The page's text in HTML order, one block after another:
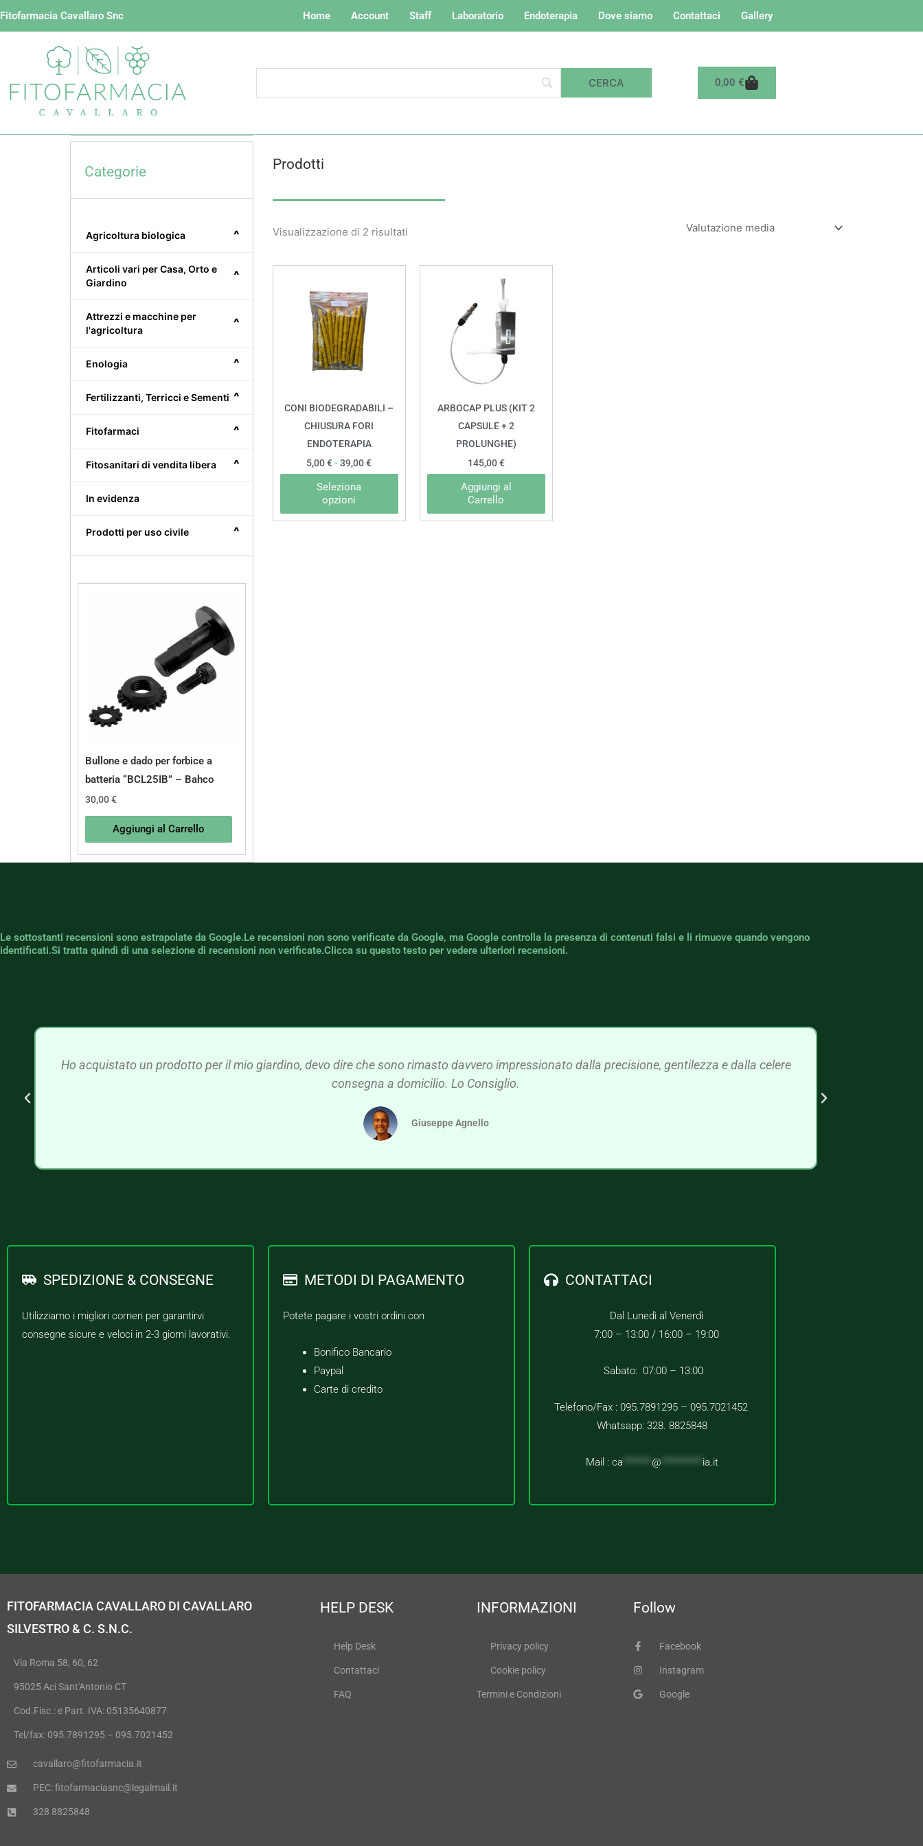
Vai
Fitofarmacia Cavallaro Snc Home Account Staff Laboratorio Endoterapia Dove siamo Contattaci Gallery
0,00 €Carrello
Categorie
^
Agricoltura biologica
^
Articoli vari per Casa, Orto e
Giardino
^
Attrezzi e macchine per
l'agricoltura
^
Enologia
^
Fertilizzanti, Terricci e Sementi
^
Fitofarmaci
^
Fitosanitari di vendita libera
In evidenza
^
Prodotti per uso civile
Bullone e dado per forbice a
batteria “BCL25IB” – Bahco
30,00€
Aggiungi al Carrello
Prodotti
Visualizzazione di 2 risultati
CONI BIODEGRADABILI –
CHIUSURA FORI
ENDOTERAPIA
5,00€ - 39,00€
Seleziona
opzioni
possono
pagina
prodotto
ARBOCAP PLUS (KIT 2
CAPSULE + 2
PROLUNGHE)
145,00€
Aggiungi al
Carrello
Le sottostanti recensioni sono estrapolate da Google.Le recensioni non sono verificate da Google, ma Google controlla la presenza di contenuti falsi e li rimuove quando vengono
identificati.Si tratta quindi di una selezione di recensioni non verificate.Clicca su questo testo per vedere ulteriori recensioni.
Ho acquistato un prodotto per il mio giardino, devo dire che sono rimasto davvero impressionato dalla precisione, gentilezza e dalla celere
consegna a domicilio. Lo Consiglio.
Giuseppe Agnello
SPEDIZIONE & CONSEGNE
Utilizziamo i migliori corrieri per garantirvi
consegne sicure e veloci in 2-3 giorni lavorativi.
METODI DI PAGAMENTO
Potete pagare i vostri ordini con
Bonifico Bancario
Paypal
Carte di credito
CONTATTACI
Dal Lunedì al Venerdì
7:00 – 13:00 / 16:00 – 19:00
Sabato: 07:00 – 13:00
Telefono/Fax : 095.7891295 – 095.7021452
Whatsapp: 328. 8825848
Mail :ca *******@ ia.it
FITOFARMACIA CAVALLARO DI CAVALLARO
SILVESTRO & C. S.N.C.
Via Roma 58, 60, 62
95025 Aci Sant'Antonio CT
Cod.Fisc.: e Part. IVA: 05135640877
Tel/fax: 095.7891295 – 095.7021452
cavallaro@fitofarmacia.it
PEC: fitofarmaciasnc@legalmail.it
328 8825848
HELP DESK
Help Desk
Contattaci
FAQ
INFORMAZIONI
Privacy policy
Cookie policy
Termini e Condizioni
Follow
Facebook
Instagram
Google